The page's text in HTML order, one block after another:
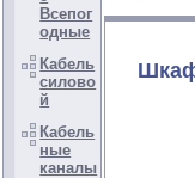
Всепог
одные
Кабель
силово
й
Кабель
ные
каналы